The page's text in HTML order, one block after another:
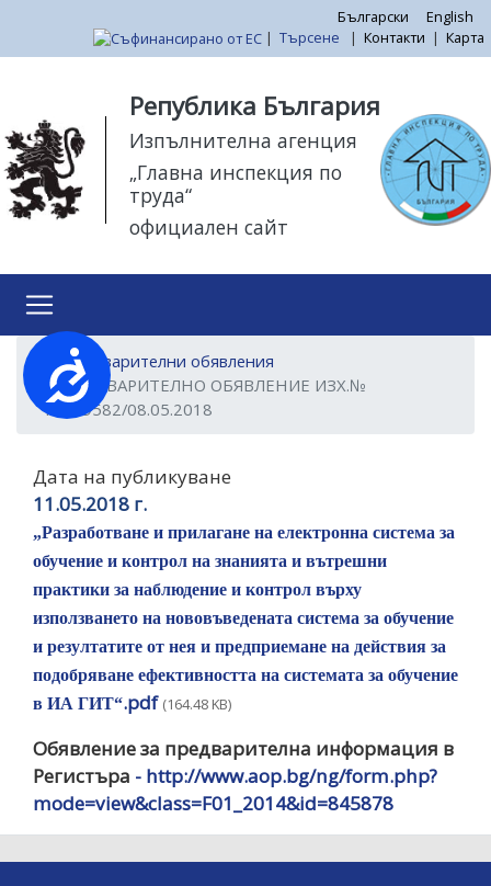
Достъпност
внимание:
Този
уебсайт
разполага
достъпност.
към
съдържание
Български
English
| Търсене | Контакти | Карта
Република България
Изпълнителна агенция
„Главна инспекция по
труда“
официален сайт
Предварителни обявления
ПРЕДВАРИТЕЛНО ОБЯВЛЕНИЕ ИЗХ.№
18059582/08.05.2018
Дата на публикуване
11.05.2018 г.
„Разработване и прилагане на електронна система за
обучение и контрол на знанията и вътрешни
практики за наблюдение и контрол върху
използването на нововъведената система за обучение
и резултатите от нея и предприемане на действия за
подобряване ефективността на системата за обучение
в ИА ГИТ“.pdf (164.48 KB)
Обявление за предварителна информация в
Регистъра - http://www.aop.bg/ng/form.php?
mode=view&class=F01_2014&id=845878